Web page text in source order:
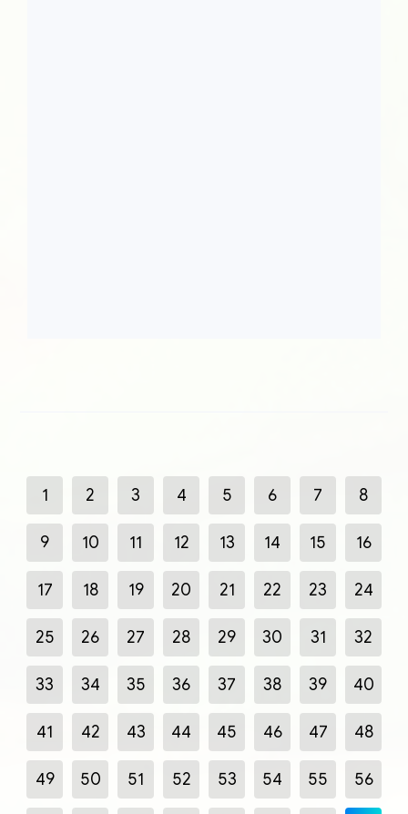
1 2 3 4 5 6 7 8
9 10 11 12 13 14 15 16
17 18 19 20 21 22 23 24
25 26 27 28 29 30 31 32
33 34 35 36 37 38 39 40
41 42 43 44 45 46 47 48
49 50 51 52 53 54 55 56